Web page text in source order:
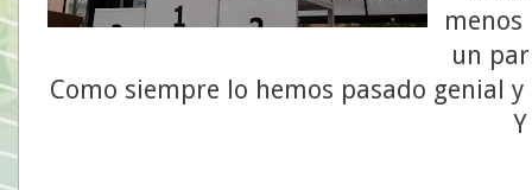
un
Como siempre lo hemos pasado genial
Y